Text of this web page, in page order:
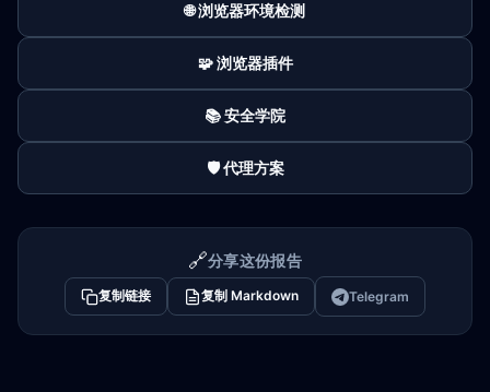
🌐 浏览器环境检测
🧩 浏览器插件
📚 安全学院
🛡️ 代理方案
🔗分享这份报告
复制链接 复制 Markdown Telegram